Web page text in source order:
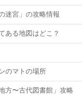
迷宮」の攻略情報
ある地図はどこ？
のマトの場所
方〜古代図書館」攻略